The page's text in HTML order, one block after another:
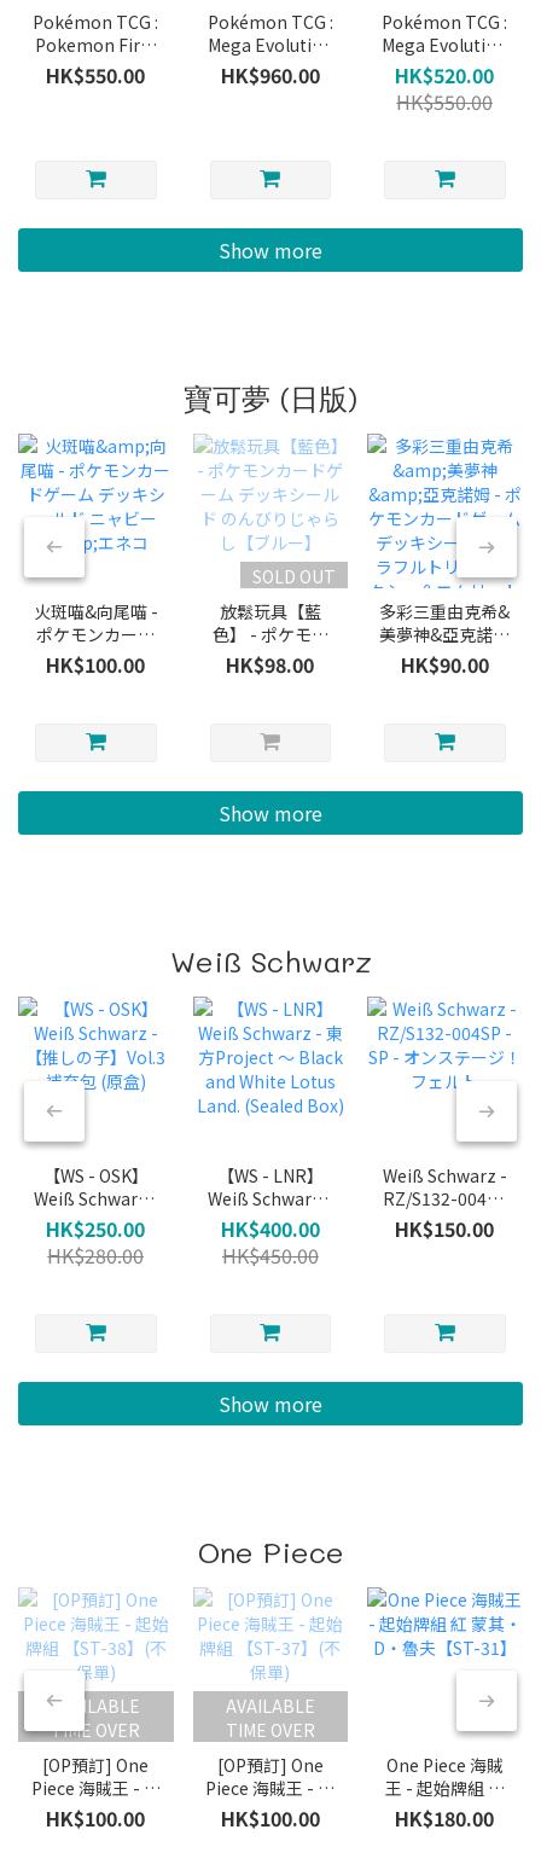
Pokémon TCG :
Pokemon First
Rarther
illustraion
HK$550.00
Pokémon TCG :
Mega Evolution
Pitch Black
Elite Trainer
HK$960.00
Pokémon TCG :
Mega Evolution
Pitch Black
Booster Bundle
HK$520.00
HK$550.00
Show more
寶可夢 (日版)
火斑喵&向尾喵 -
ポケモンカード
ゲーム デッキシ
ールド ニャビー
HK$100.00
SOLD OUT
放鬆玩具【藍
色】 - ポケモン
カードゲーム デ
ッキシールド の
HK$98.00
多彩三重由克希&
美夢神&亞克諾姆
- ポケモンカード
ゲーム デッキシ
ー＆エムリット
HK$90.00
Show more
Weiß Schwarz
【WS - OSK】
Weiß Schwarz -
【推しの子】
Vol.3 補充包 (原
盒)
HK$250.00
HK$280.00
【WS - LNR】
Weiß Schwarz -
東方Project ～
Black and White
Lotus Land.
HK$400.00
HK$450.00
Weiß Schwarz -
RZ/S132-004SP
- SP - オンステー
ジ！ フェルト
HK$150.00
Show more
One Piece
AVAILABLE
TIME OVER
[OP預訂] One
Piece 海賊王 - 起
始牌組 【ST-
38】(不保單)
HK$100.00
AVAILABLE
TIME OVER
[OP預訂] One
Piece 海賊王 - 起
始牌組 【ST-
37】(不保單)
HK$100.00
One Piece 海賊
王 - 起始牌組 紅
蒙其・D・魯夫
【ST-31】
HK$180.00